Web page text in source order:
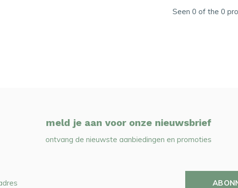
Seen 0 of the 0
meld je aan voor onze nieuwsbrief
ontvang de nieuwste aanbiedingen en promoties